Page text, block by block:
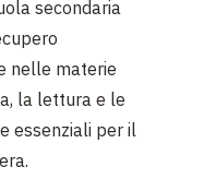
secondaria
nelle materie
la lettura e le
essenziali per il